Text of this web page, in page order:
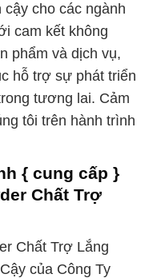
cho các ngành
cam kết không
phẩm và dịch vụ,
hỗ trợ sự phát triển
tương lai. Cảm
tôi trên hành trình
{ cung cấp }
Chất Trợ
Chất Trợ Lắng
của Công Ty